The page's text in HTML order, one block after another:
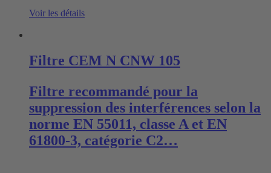
Voir les détails
Filtre CEM N CNW 105
Filtre recommandé pour la
suppression des interférences selon la
norme EN 55011, classe A et EN
61800-3, catégorie C2…